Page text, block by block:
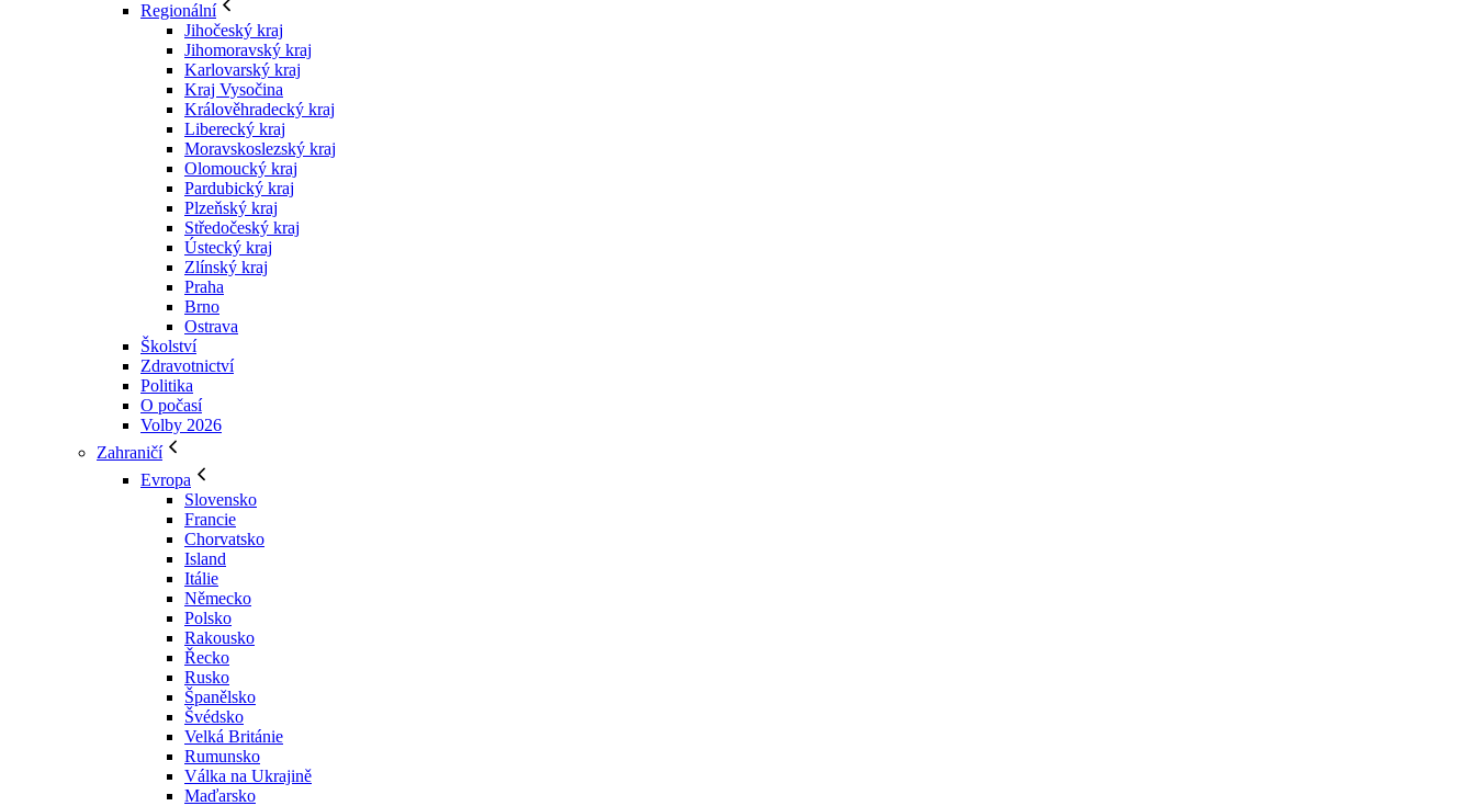
Regionální
Jihočeský kraj
Jihomoravský kraj
Karlovarský kraj
Kraj Vysočina
Králověhradecký kraj
Liberecký kraj
Moravskoslezský kraj
Olomoucký kraj
Pardubický kraj
Plzeňský kraj
Středočeský kraj
Ústecký kraj
Zlínský kraj
Praha
Brno
Ostrava
Školství
Zdravotnictví
Politika
O počasí
Volby 2026
Zahraničí
Evropa
Slovensko
Francie
Chorvatsko
Island
Itálie
Německo
Polsko
Rakousko
Řecko
Rusko
Španělsko
Švédsko
Velká Británie
Rumunsko
Válka na Ukrajině
Maďarsko